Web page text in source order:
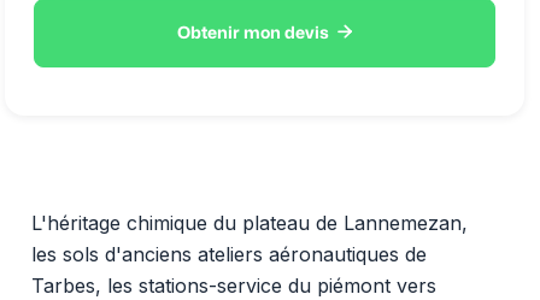
L'héritage chimique du plateau de Lannemezan,
les sols d'anciens ateliers aéronautiques de
Tarbes, les stations-service du piémont vers
Obtenir mon devis 